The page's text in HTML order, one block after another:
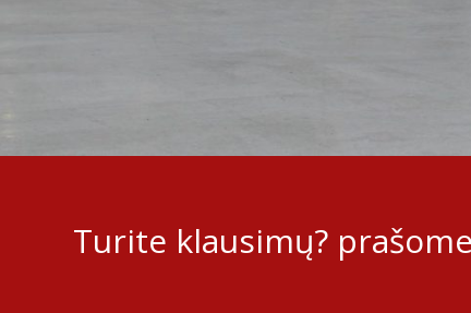
Turite klausimų?